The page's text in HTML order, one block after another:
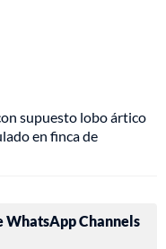
supuesto lobo ártico
en finca de
WhatsApp Channels